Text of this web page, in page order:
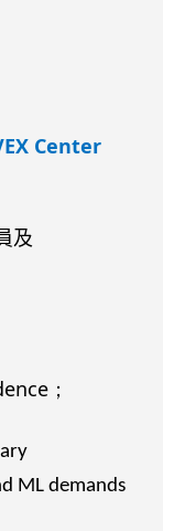
Center
及
；
ML demands